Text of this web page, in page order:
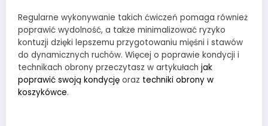
Regularne wykonywanie takich ćwiczeń pomaga również
poprawić wydolność, a także minimalizować ryzyko
kontuzji dzięki lepszemu przygotowaniu mięśni i stawów
do dynamicznych ruchów. Więcej o poprawie kondycji i
technikach obrony przeczytasz w artykułach jak
poprawić swoją kondycję oraz techniki obrony w
koszykówce.